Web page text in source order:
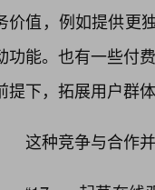
价值，例如提供更
功能。也有一些付
提下，拓展用户群体
这种竞争与合作